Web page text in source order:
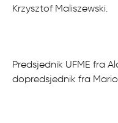
Krzysztof Maliszewski.
Predsjednik UFME fra
dopredsjednik fra